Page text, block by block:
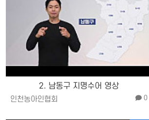
2. 남동구 지명수어 영상
인천농아인협회
0